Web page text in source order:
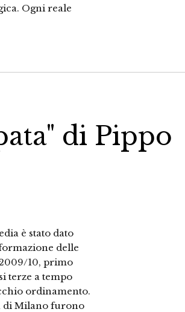
Ogni reale
di Pippo
è stato dato
delle
10, primo
terze a tempo
ordinamento.
di Milano furono